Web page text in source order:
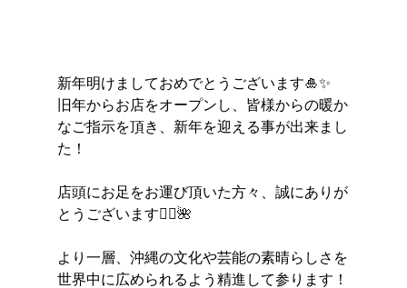
新年明けましておめでとうございます🎍✨
旧年からお店をオープンし、皆様からの暖か
なご指示を頂き、新年を迎える事が出来まし
た！
店頭にお足をお運び頂いた方々、誠にありが
とうございます🙇‍♀️🌺
より一層、沖縄の文化や芸能の素晴らしさを
世界中に広められるよう精進して参ります！